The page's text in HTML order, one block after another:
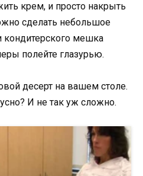
крем, и просто накрыть
сделать небольшое
кондитерского мешка
полейте глазурью.
десерт на вашем столе.
И не так уж сложно.